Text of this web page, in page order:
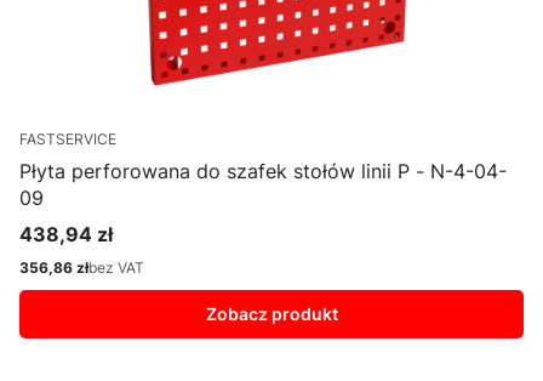
FASTSERVICE
Płyta perforowana do szafek stołów linii P - N-4-04-
09
Cena
438,94 zł
Cena
356,86 złbez VAT
Zobacz produkt